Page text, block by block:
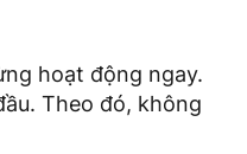
hoạt động ngay.
Theo đó, không